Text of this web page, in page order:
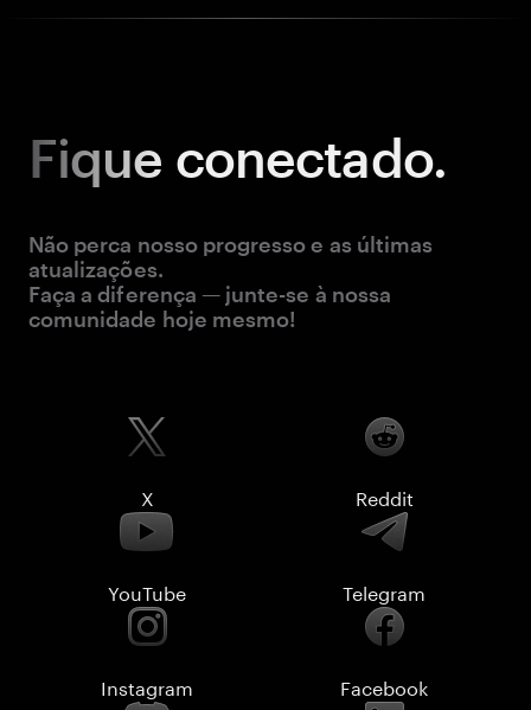
Fique conectado.
Não perca nosso progresso e as últimas
atualizações.
Faça a diferença — junte-se à nossa
comunidade hoje mesmo!
X Reddit
YouTube Telegram
Instagram Facebook